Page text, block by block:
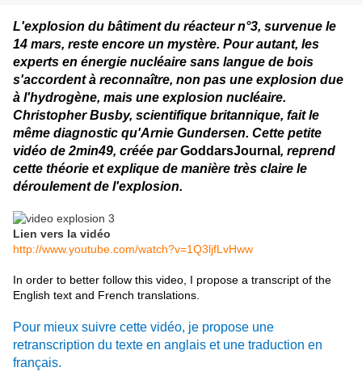
L'explosion du bâtiment du réacteur n°3, survenue le
14 mars, reste encore un mystère. Pour autant, les
experts en énergie nucléaire sans langue de bois
s'accordent à reconnaître, non pas une explosion due
à l'hydrogène, mais une explosion nucléaire.
Christopher Busby, scientifique britannique, fait le
même diagnostic qu'Arnie Gundersen. Cette petite
vidéo de 2min49, créée par GoddarsJournal , reprend
cette théorie et explique de manière très claire le
déroulement de l'explosion.
Lien vers la vidéo
http://www.youtube.com/watch?v=1Q3ljfLvHww
In order to better follow this video I propose a transcript of the
English text and French translations
Pour mieux suivre cette vidéo, je propose une
retranscription du texte en anglais et une traduction en
français.